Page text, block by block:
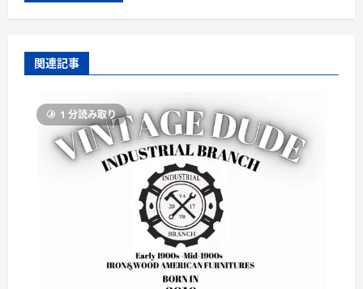
関連記事
1 分読み取り